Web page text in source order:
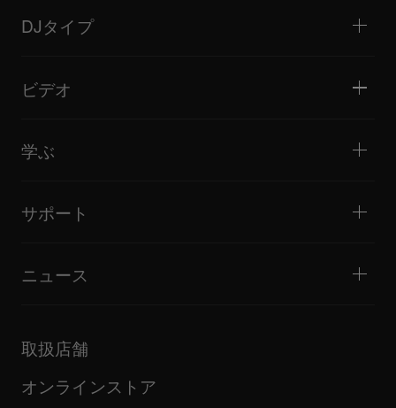
DJミキサー
オールインワンDJシステム
DJサンプラー
DJエフェクター
モニタースピーカー
ポータブルDJスピーカー
DJタイプ
ライブストリーミング
ミニクラブ / バー・ラウンジ
バトル / パフォーマンス
音楽制作
ビデオ
チュートリアル
ヒント・テクニック
カルチャー
ドキュメンタリー
学ぶ
DJスクール
Open format/Hip Hop DJにお勧めの製品
サポート
ファームウェア・ドライバのダウンロード
FAQ
コミュニティフォーラム
サービス、修理、保証
ニュース
企業情報
その他
すべてのニュース
取扱店舗
オンラインストア